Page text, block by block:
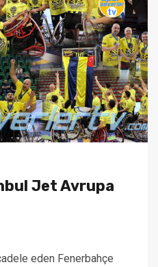
Jet Avrupa
eden Fenerbahçe